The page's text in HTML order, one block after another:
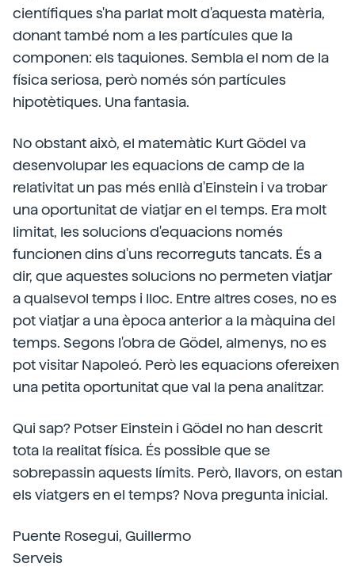
científiques s'ha parlat molt d'aquesta matèria,
donant també nom a les partícules que la
componen: els taquiones. Sembla el nom de la
física seriosa, però només són partícules
hipotètiques. Una fantasia.
No obstant això, el matemàtic Kurt Gödel va
desenvolupar les equacions de camp de la
relativitat un pas més enllà d'Einstein i va trobar
una oportunitat de viatjar en el temps. Era molt
limitat, les solucions d'equacions només
funcionen dins d'uns recorreguts tancats. És a
dir, que aquestes solucions no permeten viatjar
a qualsevol temps i lloc. Entre altres coses, no es
pot viatjar a una època anterior a la màquina del
temps. Segons l'obra de Gödel, almenys, no es
pot visitar Napoleó. Però les equacions ofereixen
una petita oportunitat que val la pena analitzar.
Qui sap? Potser Einstein i Gödel no han descrit
tota la realitat física. És possible que se
sobrepassin aquests límits. Però, llavors, on estan
els viatgers en el temps? Nova pregunta inicial.
Puente Rosegui, Guillermo
Serveis